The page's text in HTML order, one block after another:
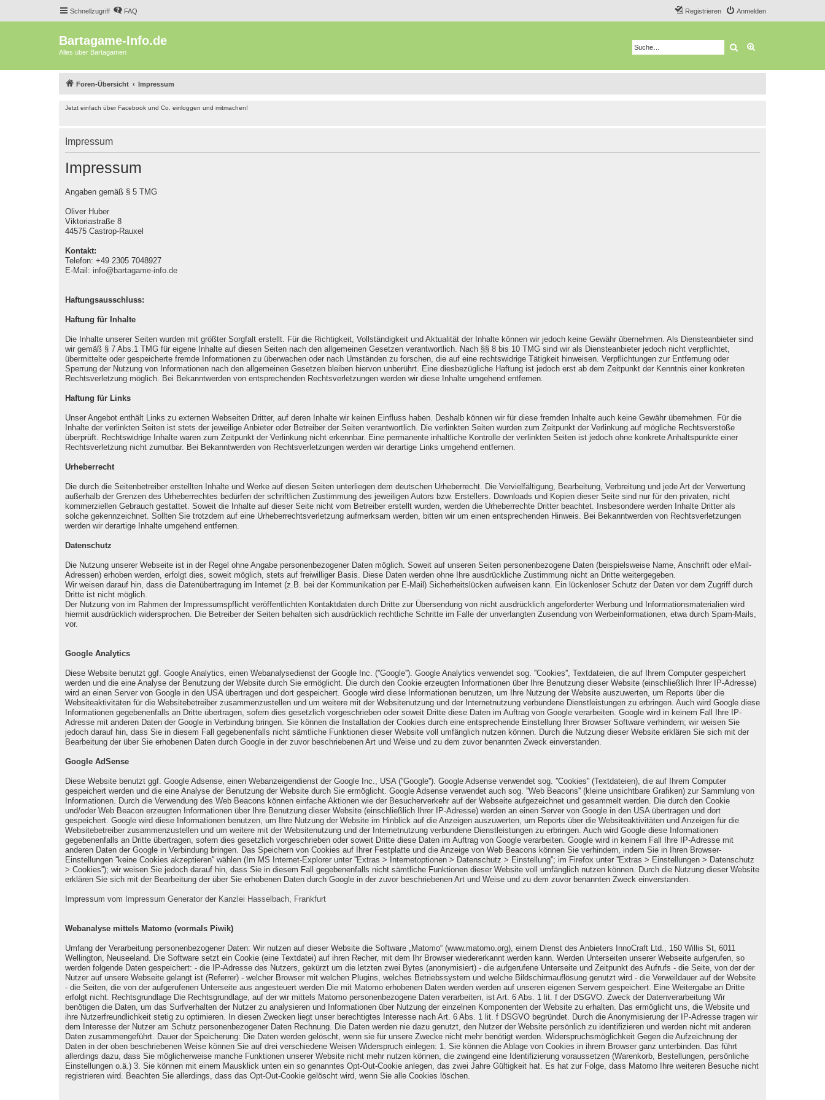
Schnellzugriff FAQ Anmelden
Registrieren
Bartagame-Info.de
Alles über Bartagamen Suche
Foren-Übersicht Impressum
Jetzt einfach über Facebook und Co. einloggen und mitmachen!
Impressum
Impressum
Angaben gemäß § 5 TMG
Oliver Huber
Viktoriastraße 8
44575 Castrop-Rauxel
Kontakt:
Telefon: +49 2305 7048927
E-Mail: info@bartagame-info.de
Haftungsausschluss:
Haftung für Inhalte
Die Inhalte unserer Seiten wurden mit größter Sorgfalt erstellt. Für die Richtigkeit, Vollständigkeit und Aktualität der Inhalte können wir jedoch keine Gewähr übernehmen. Als Diensteanbieter sind
wir gemäß § 7 Abs.1 TMG für eigene Inhalte auf diesen Seiten nach den allgemeinen Gesetzen verantwortlich. Nach §§ 8 bis 10 TMG sind wir als Diensteanbieter jedoch nicht verpflichtet,
übermittelte oder gespeicherte fremde Informationen zu überwachen oder nach Umständen zu forschen, die auf eine rechtswidrige Tätigkeit hinweisen. Verpflichtungen zur Entfernung oder
Sperrung der Nutzung von Informationen nach den allgemeinen Gesetzen bleiben hiervon unberührt. Eine diesbezügliche Haftung ist jedoch erst ab dem Zeitpunkt der Kenntnis einer konkreten
Rechtsverletzung möglich. Bei Bekanntwerden von entsprechenden Rechtsverletzungen werden wir diese Inhalte umgehend entfernen.
Haftung für Links
Unser Angebot enthält Links zu externen Webseiten Dritter, auf deren Inhalte wir keinen Einfluss haben. Deshalb können wir für diese fremden Inhalte auch keine Gewähr übernehmen. Für die
Inhalte der verlinkten Seiten ist stets der jeweilige Anbieter oder Betreiber der Seiten verantwortlich. Die verlinkten Seiten wurden zum Zeitpunkt der Verlinkung auf mögliche Rechtsverstöße
überprüft. Rechtswidrige Inhalte waren zum Zeitpunkt der Verlinkung nicht erkennbar. Eine permanente inhaltliche Kontrolle der verlinkten Seiten ist jedoch ohne konkrete Anhaltspunkte einer
Rechtsverletzung nicht zumutbar. Bei Bekanntwerden von Rechtsverletzungen werden wir derartige Links umgehend entfernen.
Urheberrecht
Die durch die Seitenbetreiber erstellten Inhalte und Werke auf diesen Seiten unterliegen dem deutschen Urheberrecht. Die Vervielfältigung, Bearbeitung, Verbreitung und jede Art der Verwertung
außerhalb der Grenzen des Urheberrechtes bedürfen der schriftlichen Zustimmung des jeweiligen Autors bzw. Erstellers. Downloads und Kopien dieser Seite sind nur für den privaten, nicht
kommerziellen Gebrauch gestattet. Soweit die Inhalte auf dieser Seite nicht vom Betreiber erstellt wurden, werden die Urheberrechte Dritter beachtet. Insbesondere werden Inhalte Dritter als
solche gekennzeichnet. Sollten Sie trotzdem auf eine Urheberrechtsverletzung aufmerksam werden, bitten wir um einen entsprechenden Hinweis. Bei Bekanntwerden von Rechtsverletzungen
werden wir derartige Inhalte umgehend entfernen.
Datenschutz
Die Nutzung unserer Webseite ist in der Regel ohne Angabe personenbezogener Daten möglich. Soweit auf unseren Seiten personenbezogene Daten (beispielsweise Name, Anschrift oder eMail-
Adressen) erhoben werden, erfolgt dies, soweit möglich, stets auf freiwilliger Basis. Diese Daten werden ohne Ihre ausdrückliche Zustimmung nicht an Dritte weitergegeben.
Wir weisen darauf hin, dass die Datenübertragung im Internet (z.B. bei der Kommunikation per E-Mail) Sicherheitslücken aufweisen kann. Ein lückenloser Schutz der Daten vor dem Zugriff durch
Dritte ist nicht möglich.
Der Nutzung von im Rahmen der Impressumspflicht veröffentlichten Kontaktdaten durch Dritte zur Übersendung von nicht ausdrücklich angeforderter Werbung und Informationsmaterialien wird
hiermit ausdrücklich widersprochen. Die Betreiber der Seiten behalten sich ausdrücklich rechtliche Schritte im Falle der unverlangten Zusendung von Werbeinformationen, etwa durch Spam-Mails,
vor.
Google Analytics
Diese Website benutzt ggf. Google Analytics, einen Webanalysedienst der Google Inc. (''Google''). Google Analytics verwendet sog. ''Cookies'', Textdateien, die auf Ihrem Computer gespeichert
werden und die eine Analyse der Benutzung der Website durch Sie ermöglicht. Die durch den Cookie erzeugten Informationen über Ihre Benutzung dieser Website (einschließlich Ihrer IP-Adresse)
wird an einen Server von Google in den USA übertragen und dort gespeichert. Google wird diese Informationen benutzen, um Ihre Nutzung der Website auszuwerten, um Reports über die
Websiteaktivitäten für die Websitebetreiber zusammenzustellen und um weitere mit der Websitenutzung und der Internetnutzung verbundene Dienstleistungen zu erbringen. Auch wird Google diese
Informationen gegebenenfalls an Dritte übertragen, sofern dies gesetzlich vorgeschrieben oder soweit Dritte diese Daten im Auftrag von Google verarbeiten. Google wird in keinem Fall Ihre IP-
Adresse mit anderen Daten der Google in Verbindung bringen. Sie können die Installation der Cookies durch eine entsprechende Einstellung Ihrer Browser Software verhindern; wir weisen Sie
jedoch darauf hin, dass Sie in diesem Fall gegebenenfalls nicht sämtliche Funktionen dieser Website voll umfänglich nutzen können. Durch die Nutzung dieser Website erklären Sie sich mit der
Bearbeitung der über Sie erhobenen Daten durch Google in der zuvor beschriebenen Art und Weise und zu dem zuvor benannten Zweck einverstanden.
Google AdSense
Diese Website benutzt ggf. Google Adsense, einen Webanzeigendienst der Google Inc., USA (''Google''). Google Adsense verwendet sog. ''Cookies'' (Textdateien), die auf Ihrem Computer
gespeichert werden und die eine Analyse der Benutzung der Website durch Sie ermöglicht. Google Adsense verwendet auch sog. ''Web Beacons'' (kleine unsichtbare Grafiken) zur Sammlung von
Informationen. Durch die Verwendung des Web Beacons können einfache Aktionen wie der Besucherverkehr auf der Webseite aufgezeichnet und gesammelt werden. Die durch den Cookie
und/oder Web Beacon erzeugten Informationen über Ihre Benutzung dieser Website (einschließlich Ihrer IP-Adresse) werden an einen Server von Google in den USA übertragen und dort
gespeichert. Google wird diese Informationen benutzen, um Ihre Nutzung der Website im Hinblick auf die Anzeigen auszuwerten, um Reports über die Websiteaktivitäten und Anzeigen für die
Websitebetreiber zusammenzustellen und um weitere mit der Websitenutzung und der Internetnutzung verbundene Dienstleistungen zu erbringen. Auch wird Google diese Informationen
gegebenenfalls an Dritte übertragen, sofern dies gesetzlich vorgeschrieben oder soweit Dritte diese Daten im Auftrag von Google verarbeiten. Google wird in keinem Fall Ihre IP-Adresse mit
anderen Daten der Google in Verbindung bringen. Das Speichern von Cookies auf Ihrer Festplatte und die Anzeige von Web Beacons können Sie verhindern, indem Sie in Ihren Browser-
Einstellungen ''keine Cookies akzeptieren'' wählen (Im MS Internet-Explorer unter ''Extras > Internetoptionen > Datenschutz > Einstellung''; im Firefox unter ''Extras > Einstellungen > Datenschutz
> Cookies''); wir weisen Sie jedoch darauf hin, dass Sie in diesem Fall gegebenenfalls nicht sämtliche Funktionen dieser Website voll umfänglich nutzen können. Durch die Nutzung dieser Website
erklären Sie sich mit der Bearbeitung der über Sie erhobenen Daten durch Google in der zuvor beschriebenen Art und Weise und zu dem zuvor benannten Zweck einverstanden.
Impressum vom Impressum Generator der Kanzlei Hasselbach, Frankfurt
Webanalyse mittels Matomo (vormals Piwik)
Umfang der Verarbeitung personenbezogener Daten: Wir nutzen auf dieser Website die Software „Matomo“ (www.matomo.org), einem Dienst des Anbieters InnoCraft Ltd., 150 Willis St, 6011
Wellington, Neuseeland. Die Software setzt ein Cookie (eine Textdatei) auf ihren Recher, mit dem Ihr Browser wiedererkannt werden kann. Werden Unterseiten unserer Webseite aufgerufen, so
werden folgende Daten gespeichert: - die IP-Adresse des Nutzers, gekürzt um die letzten zwei Bytes (anonymisiert) - die aufgerufene Unterseite und Zeitpunkt des Aufrufs - die Seite, von der der
Nutzer auf unsere Webseite gelangt ist (Referrer) - welcher Browser mit welchen Plugins, welches Betriebssystem und welche Bildschirmauflösung genutzt wird - die Verweildauer auf der Website
- die Seiten, die von der aufgerufenen Unterseite aus angesteuert werden Die mit Matomo erhobenen Daten werden werden auf unseren eigenen Servern gespeichert. Eine Weitergabe an Dritte
erfolgt nicht. Rechtsgrundlage Die Rechtsgrundlage, auf der wir mittels Matomo personenbezogene Daten verarbeiten, ist Art. 6 Abs. 1 lit. f der DSGVO. Zweck der Datenverarbeitung Wir
benötigen die Daten, um das Surfverhalten der Nutzer zu analysieren und Informationen über Nutzung der einzelnen Komponenten der Website zu erhalten. Das ermöglicht uns, die Website und
ihre Nutzerfreundlichkeit stetig zu optimieren. In diesen Zwecken liegt unser berechtigtes Interesse nach Art. 6 Abs. 1 lit. f DSGVO begründet. Durch die Anonymisierung der IP-Adresse tragen wir
dem Interesse der Nutzer am Schutz personenbezogener Daten Rechnung. Die Daten werden nie dazu genutzt, den Nutzer der Website persönlich zu identifizieren und werden nicht mit anderen
Daten zusammengeführt. Dauer der Speicherung: Die Daten werden gelöscht, wenn sie für unsere Zwecke nicht mehr benötigt werden. Widerspruchsmöglichkeit Gegen die Aufzeichnung der
Daten in der oben beschriebenen Weise können Sie auf drei verschiedene Weisen Widerspruch einlegen: 1. Sie können die Ablage von Cookies in ihrem Browser ganz unterbinden. Das führt
allerdings dazu, dass Sie möglicherweise manche Funktionen unserer Website nicht mehr nutzen können, die zwingend eine Identifizierung voraussetzen (Warenkorb, Bestellungen, persönliche
Einstellungen o.ä.) 3. Sie können mit einem Mausklick unten ein so genanntes Opt-Out-Cookie anlegen, das zwei Jahre Gültigkeit hat. Es hat zur Folge, dass Matomo Ihre weiteren Besuche nicht
registrieren wird. Beachten Sie allerdings, dass das Opt-Out-Cookie gelöscht wird, wenn Sie alle Cookies löschen.